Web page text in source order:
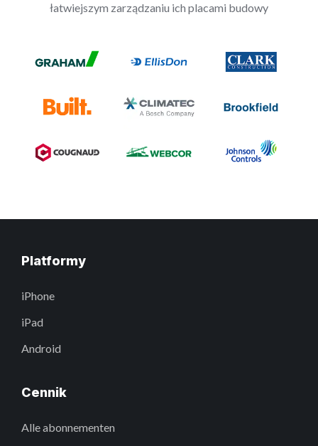
łatwiejszym zarządzaniu ich placami budowy
Platformy
iPhone
iPad
Android
Cennik
Alle abonnementen